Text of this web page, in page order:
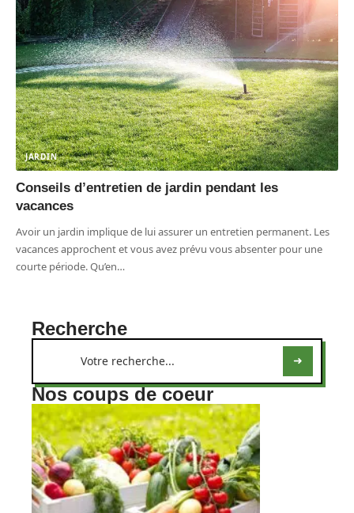
JARDIN
Conseils d’entretien de jardin pendant les
vacances
Avoir un jardin implique de lui assurer un entretien permanent. Les
vacances approchent et vous avez prévu vous absenter pour une
courte période. Qu’en…
Recherche
Nos coups de coeur